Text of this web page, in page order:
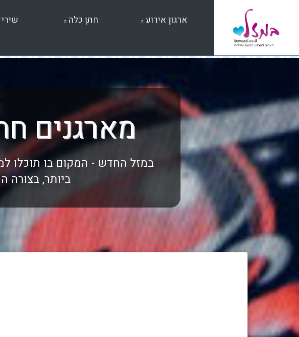
מַעֲרֶכֶת
לִנְגִישׁוּת
הָאֲתָר.
Control-
F11
לְהַתְאָמַת
הָאֲתָר
לְעִוְורִים
הַמִּשְׁתַּמְּשִׁים
בְּתוֹכְנַת
קוֹרֵא־מָסָךְ;
לִפְתִיחַת
תַּפְרִיט
נְגִישׁוּת.
ארגון אירוע חתן כלה
מארגנים
במזל החדש - המקום בו תוכלו
ביותר, בצורה